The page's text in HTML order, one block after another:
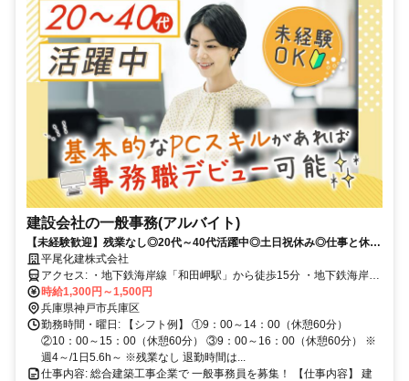
建設会社の一般事務(アルバイト)
【未経験歓迎】残業なし◎20代～40代活躍中◎土日祝休み◎仕事と休み
のメリハリを持って働ける！
平尾化建株式会社
アクセス: ・地下鉄海岸線「和田岬駅」から徒歩15分 ・地下鉄海岸線
「和田岬駅」から車で5分
時給1,300円～1,500円
兵庫県神戸市兵庫区
勤務時間・曜日: 【シフト例】 ①9：00～14：00（休憩60分）
②10：00～15：00（休憩60分） ③9：00～16：00（休憩60分） ※
週4～/1日5.6h～ ※残業なし 退勤時間は...
仕事内容: 総合建築工事企業で 一般事務員を募集！ 【仕事内容】 建